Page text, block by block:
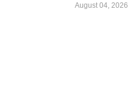
August 04, 2026